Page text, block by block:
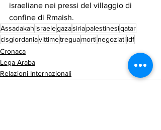
israeliane nei pressi del villaggio di
confine di Rmaish.
Assadakah israelegazasiriapalestinesiqatar
cisgiordaniavittimetreguamortinegoziatiidf
Cronaca
Lega Araba
Relazioni Internazionali